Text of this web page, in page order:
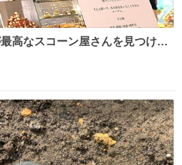
高なスコーン屋さんを見つけて
んでしまった。スコーンなんて
からね。